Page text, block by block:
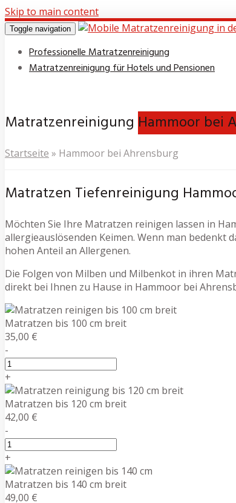
Skip to main content
Toggle navigation
Professionelle Matratzenreinigung
Matratzenreinigung für Hotels und Pensionen
Matratzenreinigung Hammoor bei
Startseite » Hammoor bei Ahrensburg
Matratzen Tiefenreinigung
Möchten Sie Ihre Matratzen reinigen lassen in
allergieauslösenden Keimen. Wenn man bedenkt
hohen Anteil an Allergenen.
Die Folgen von Milben und Milbenkot in ihren
direkt bei Ihnen zu Hause in Hammoor bei
Matratzen bis 100 cm breit
35,00 €
-
+
Matratzen bis 120 cm breit
42,00 €
-
+
Matratzen bis 140 cm breit
49,00 €